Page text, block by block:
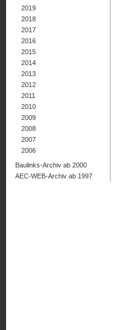
2019
2018
2017
2016
2015
2014
2013
2012
2011
2010
2009
2008
2007
2006
Baulinks-Archiv ab 2000
AEC-WEB-Archiv ab 1997